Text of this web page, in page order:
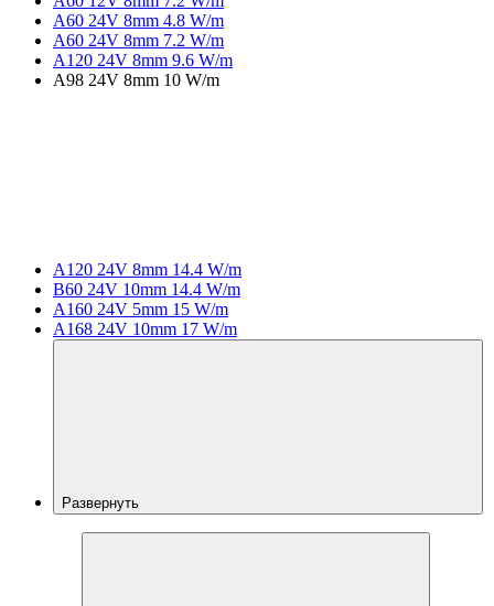
A60 24V 8mm 4.8 W/m
A60 24V 8mm 7.2 W/m
A120 24V 8mm 9.6 W/m
A98 24V 8mm 10 W/m
A120 24V 8mm 14.4 W/m
B60 24V 10mm 14.4 W/m
A160 24V 5mm 15 W/m
A168 24V 10mm 17 W/m
Развернуть